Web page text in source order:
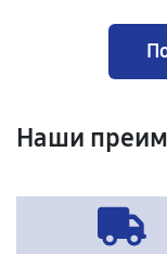
Наши